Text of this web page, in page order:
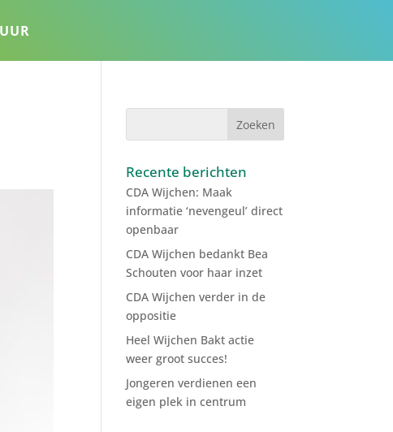
Recente berichten
CDA Wijchen: Maak
informatie ‘nevengeul’ direct
openbaar
CDA Wijchen bedankt Bea
Schouten voor haar inzet
CDA Wijchen verder in de
oppositie
Heel Wijchen Bakt actie
weer groot succes!
Jongeren verdienen een
eigen plek in centrum